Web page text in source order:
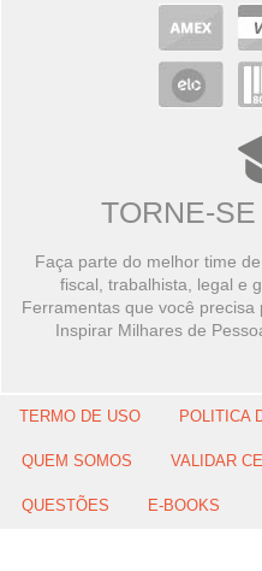
TORNE-
Faça parte do melhor time
fiscal, trabalhista, legal e
Ferramentas que você
Inspirar Milhares de
TERMO DE USO POLITICA
QUEM SOMOS VALIDAR
QUESTÕES E-BOOKS